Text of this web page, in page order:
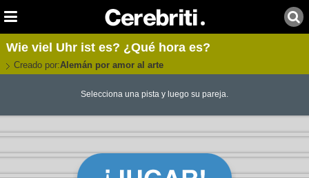
Wie viel Uhr ist es? ¿Qué hora es?
Creado por:Alemán por amor al arte
Selecciona una pista y luego su pareja.